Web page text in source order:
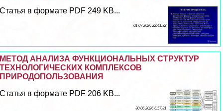
Статья в формате PDF 249 KB...
01 07 2026 22:41:32
МЕТОД АНАЛИЗА ФУНКЦИОНАЛЬНЫХ СТРУКТУР
ТЕХНОЛОГИЧЕСКИХ КОМПЛЕКСОВ
ПРИРОДОПОЛЬЗОВАНИЯ
Статья в формате PDF 206 KB...
30 06 2026 6:57:31